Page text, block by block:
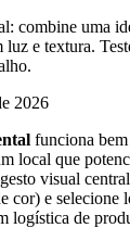
combine uma
e textura.
2026
funciona
local que
visual
cor) e selecione
logística de